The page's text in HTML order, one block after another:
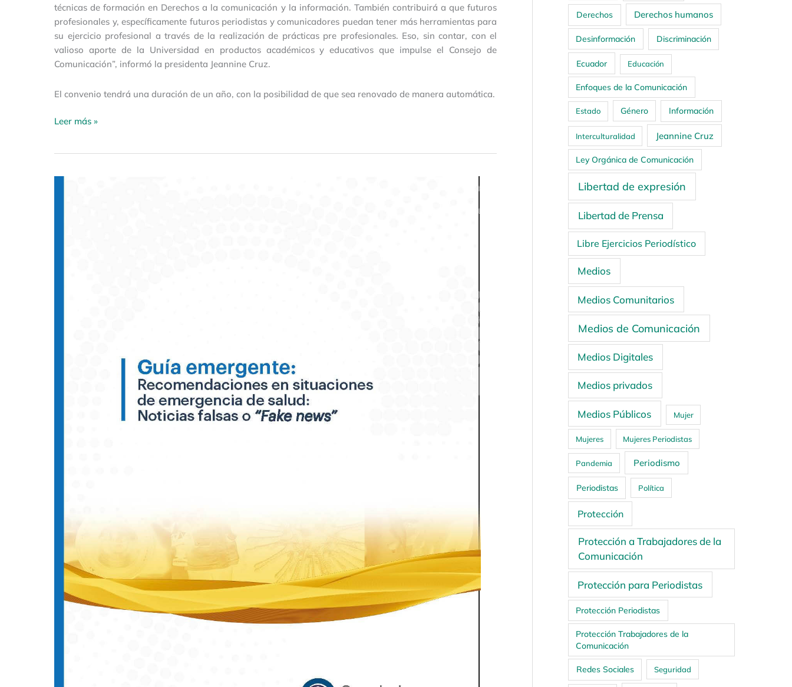
técnicas de formación en Derechos a la comunicación y la información. También contribuirá a que futuros
profesionales y, específicamente futuros periodistas y comunicadores puedan tener más herramientas para
su ejercicio profesional a través de la realización de prácticas pre profesionales. Eso, sin contar, con el
valioso aporte de la Universidad en productos académicos y educativos que impulse el Consejo de
Comunicación”, informó la presidenta Jeannine Cruz.
El convenio tendrá una duración de un año, con la posibilidad de que sea renovado de manera automática.
Leer más »
Derechos Derechos humanos
Desinformación Discriminación
Ecuador Educación
Enfoques de la Comunicación
Estado Género Información
Interculturalidad Jeannine Cruz
Ley Orgánica de Comunicación
Libertad de expresión
Libertad de Prensa
Libre Ejercicios Periodístico
Medios
Medios Comunitarios
Medios de Comunicación
Medios Digitales
Medios privados
Medios Públicos Mujer
Mujeres Mujeres Periodistas
Pandemia Periodismo
Periodistas Política
Protección
Protección a Trabajadores de la
Comunicación
Protección para Periodistas
Protección Periodistas
Protección Trabajadores de la
Comunicación
Redes Sociales Seguridad